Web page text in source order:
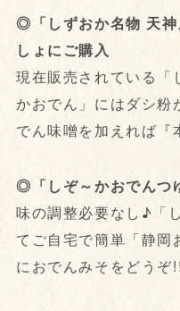
◎「しずおか名物 天神
しょにご購入
現在販売されている「
かおでん」にはダシ粉
でん味噌を加えれば『
◎「しぞ～かおでんつ
味の調整必要なし♪「
てご自宅で簡単「静岡
におでんみそをどうぞ!!